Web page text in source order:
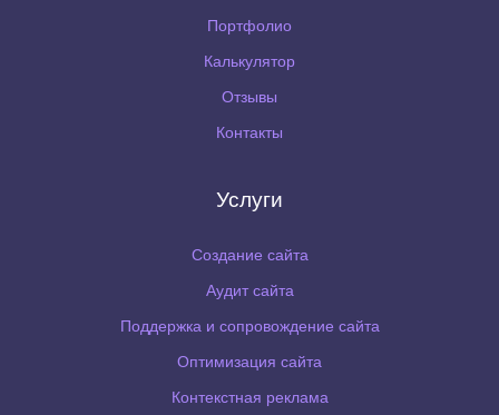
Портфолио
Калькулятор
Отзывы
Контакты
Услуги
Создание сайта
Аудит сайта
Поддержка и сопровождение сайта
Оптимизация сайта
Контекстная реклама